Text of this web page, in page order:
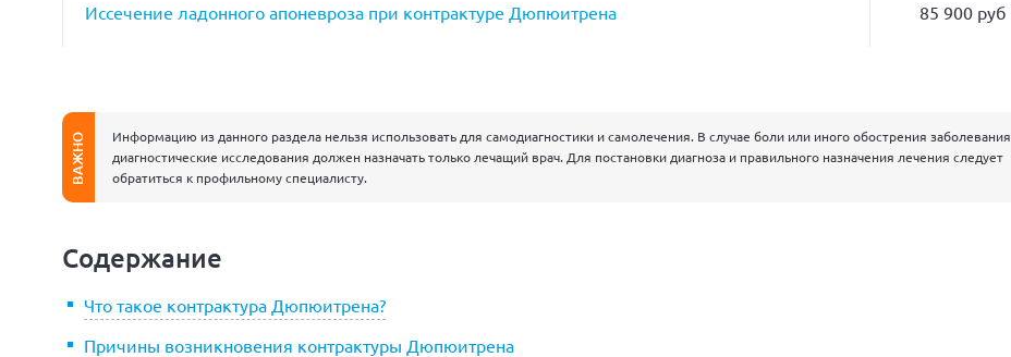
Иссечение ладонного апоневроза при контрактуре Дюпюитрена 85 900 руб
ВАЖНО
Информацию из данного раздела нельзя использовать для самодиагностики и самолечения. В случае боли или иного обострения заболевания
диагностические исследования должен назначать только лечащий врач. Для постановки диагноза и правильного назначения лечения следует
обратиться к профильному специалисту.
Содержание
Что такое контрактура Дюпюитрена?
Причины возникновения контрактуры Дюпюитрена